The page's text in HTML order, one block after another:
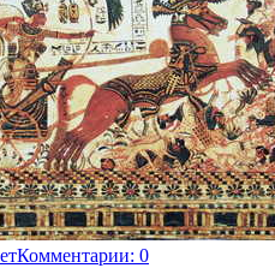
Комментарии: 0